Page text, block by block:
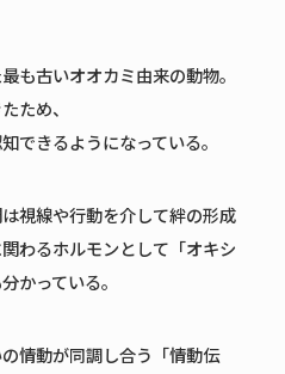
も古いオオカミ由来の動物。
ため、
できるようになっている。
視線や行動を介して絆の形成
わるホルモンとして「オキシ
かっている。
情動が同調し合う「情動伝